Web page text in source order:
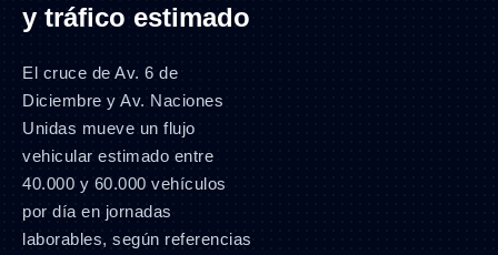
y tráfico estimado
El cruce de Av. 6 de
Diciembre y Av. Naciones
Unidas mueve un flujo
vehicular estimado entre
40.000 y 60.000 vehículos
por día en jornadas
laborables, según referencias